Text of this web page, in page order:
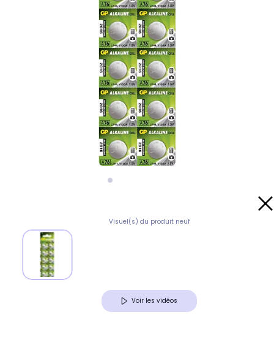
Visuel(s) du produit neuf
Voir les vidéos